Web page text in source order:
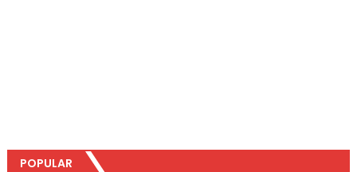
POPULAR